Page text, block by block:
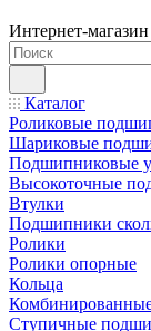
Интернет-
Каталог
Роликовые
Шариковые
Подшипниковые
Высокоточные
Втулки
Подшипники
Ролики
Ролики опорные
Кольца
Ступичные